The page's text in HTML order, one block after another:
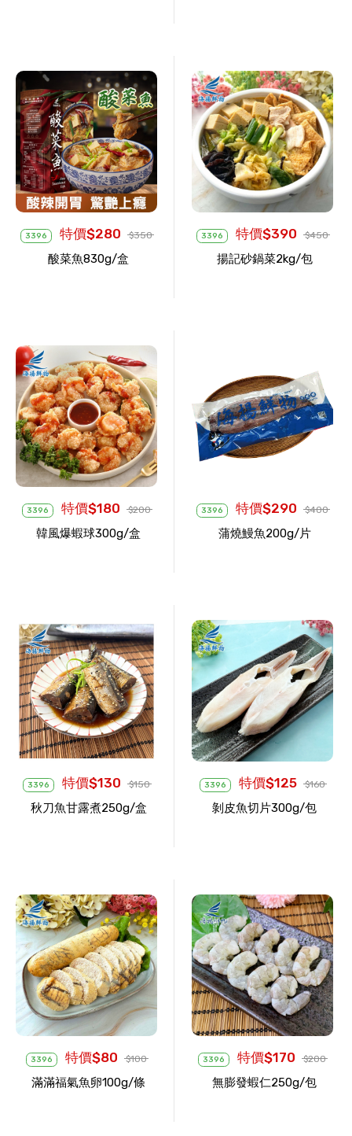
3396 特價$280 $350
酸菜魚830g/盒
3396 特價$390 $450
揚記砂鍋菜2kg/包
3396 特價$180 $200
韓風爆蝦球300g/盒
3396 特價$290 $400
蒲燒鰻魚200g/片
3396 特價$130 $150
秋刀魚甘露煮250g/盒
3396 特價$125 $160
剝皮魚切片300g/包
3396 特價$80 $100
滿滿福氣魚卵100g/條
3396 特價$170 $200
無膨發蝦仁250g/包